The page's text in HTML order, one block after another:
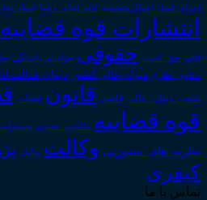
اجرای اسناد احوال شخصیه ادله_اثبات_دعوا
انتشارات قوه قضاییه
تاجر حق_کسب حقوقی حوادث_رانندگی
دعاوی_طاری دیوان عالی کشور دیوان عدالت
شعب_دیوان_عالی قاضی قانون قضات
قوه قضاییه مالکیت_معنوی
نظریه_های_مشورتی وکالت وکیل
کیفری
تماس با ما